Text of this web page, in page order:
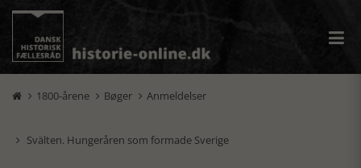
 1800-årene  Bøger  Anmeldelser
 Svälten. Hungeråren som formade Sverige